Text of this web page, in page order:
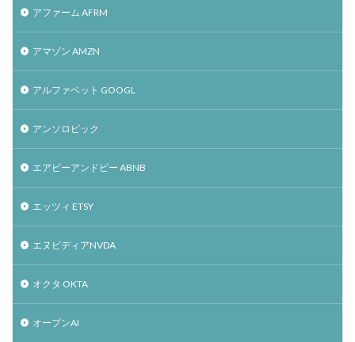
アファーム AFRM
アマゾン AMZN
アルファベット GOOGL
アンソロピック
エアビーアンドビー ABNB
エッツィ ETSY
エヌビディアNVDA
オクタ OKTA
オープンAI